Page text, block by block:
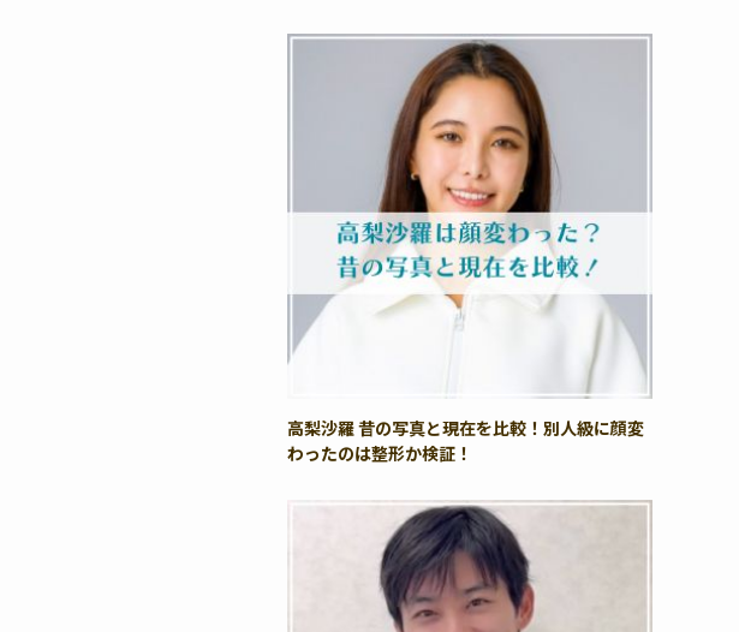
高梨沙羅 昔の写真と現在を比較！別人級に顔変
わったのは整形か検証！